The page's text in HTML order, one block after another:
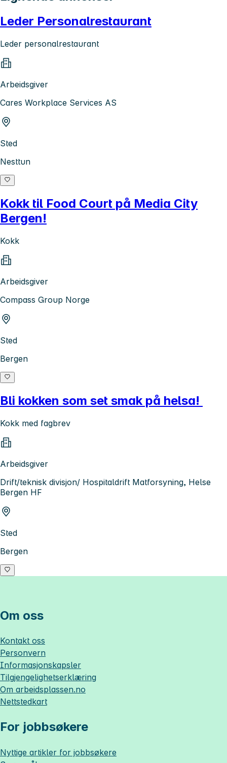
Leder Personalrestaurant
Leder personalrestaurant
Arbeidsgiver
Cares Workplace Services AS
Sted
Nesttun
Kokk til Food Court på Media City
Bergen!
Kokk
Arbeidsgiver
Compass Group Norge
Sted
Bergen
Bli kokken som set smak på helsa!
Kokk med fagbrev
Arbeidsgiver
Drift/teknisk divisjon/ Hospitaldrift Matforsyning, Helse
Bergen HF
Sted
Bergen
Om oss
Kontakt oss
Personvern
Informasjonskapsler
Tilgjengelighetserklæring
Om arbeidsplassen.no
Nettstedkart
For jobbsøkere
Nyttige artikler for jobbsøkere